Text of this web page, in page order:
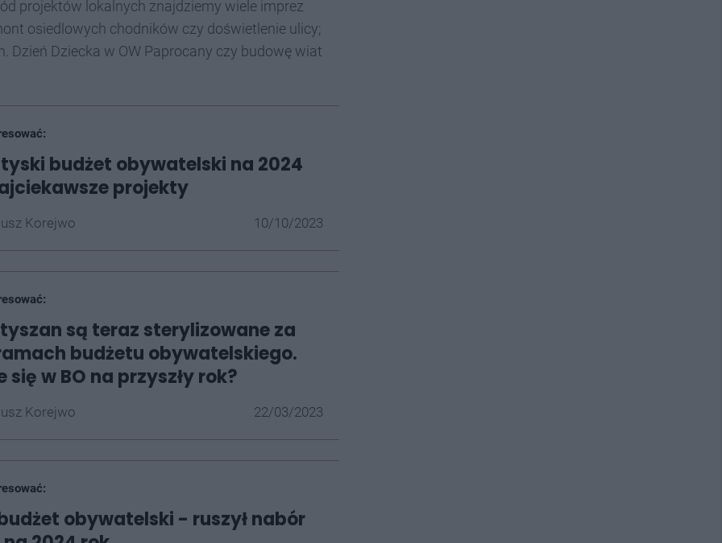
projektów lokalnych znajdziemy wiele imprez
osiedlowych chodników czy doświetlenie ulicy;
Dziecka w OW Paprocany czy budowę wiat
budżet obywatelski na 2024
projekty
Korejwo 10/10/2023
są teraz sterylizowane za
budżetu obywatelskiego.
się w BO na przyszły rok?
Korejwo 22/03/2023
obywatelski - ruszył nabór